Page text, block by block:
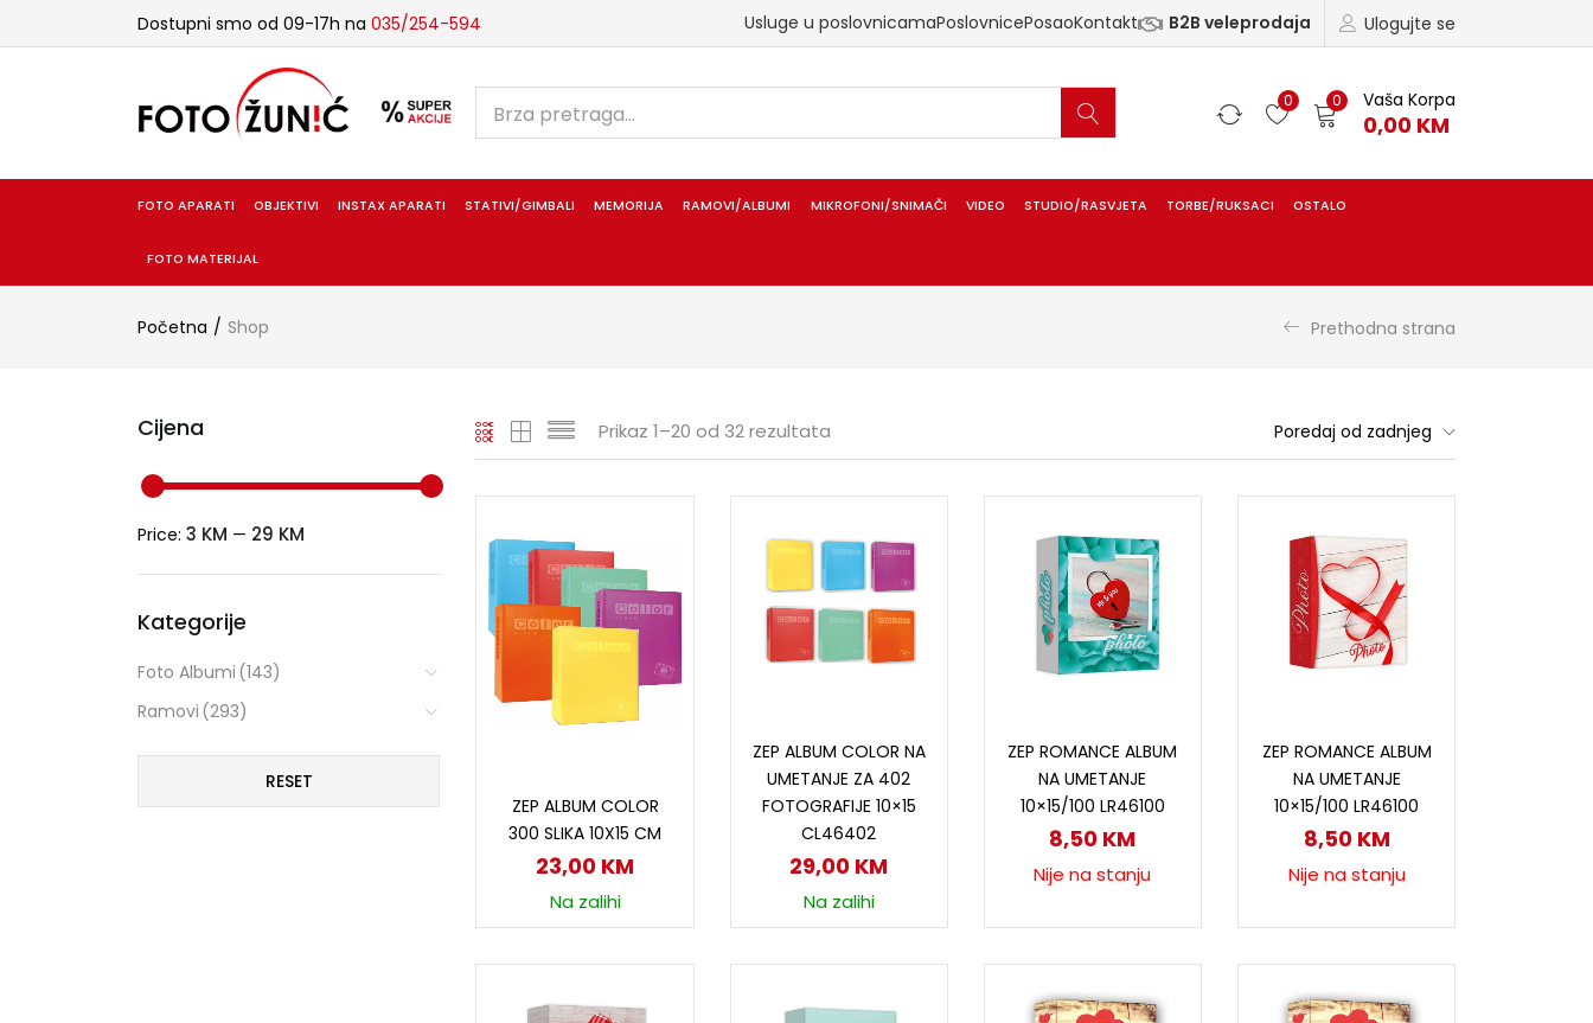
Dostupni smo od 09-17h na 035/254-594 Ulogujte se
Usluge u poslovnicamaPoslovnicePosaoKontakt B2B veleprodaja
0 0 Vaša Korpa
0,00 KM
FOTO APARATI OBJEKTIVI INSTAX APARATI STATIVI/GIMBALI MEMORIJA RAMOVI/ALBUMI MIKROFONI/SNIMAČI VIDEO STUDIO/RASVJETA TORBE/RUKSACI OSTALO
FOTO MATERIJAL
Početna Shop Prethodna strana
Prikaz 1–20 od 32 rezultata Poredaj od zadnjeg
ZEP ALBUM COLOR
300 SLIKA 10X15 CM
23,00 KM
Na zalihi
ZEP ALBUM COLOR NA
UMETANJE ZA 402
FOTOGRAFIJE 10×15
CL46402
29,00 KM
Na zalihi
ZEP ROMANCE ALBUM
NA UMETANJE
10×15/100 LR46100
8,50 KM
Nije na stanju
ZEP ROMANCE ALBUM
NA UMETANJE
10×15/100 LR46100
8,50 KM
Nije na stanju
Cijena
Price: 3 KM — 29 KM
Kategorije
Foto Albumi (143)
Ramovi (293)
RESET